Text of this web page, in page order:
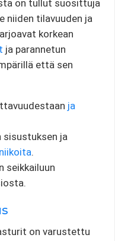
on tullut suosittuja
niiden tilavuuden ja
korkean
ja parannetun
että sen
​​ja
sisustuksen ja
.
seikkailuun
on varustettu